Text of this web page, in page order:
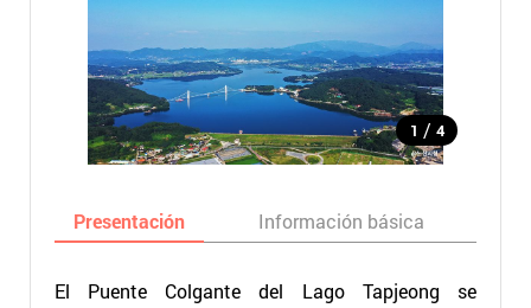
1 / 4
Presentación Información básica
El Puente Colgante del Lago Tapjeong se